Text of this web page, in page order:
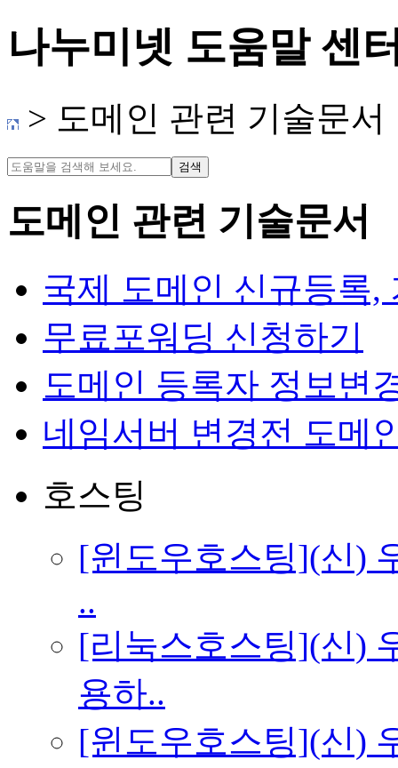
나누미넷 도움말 센
> 도메인 관련 기술문서
도메인 관련 기술문서
국제 도메인 신규등록,
무료포워딩 신청하기
도메인 등록자 정보변
네임서버 변경전 도메
호스팅
[윈도우호스팅](신)
..
[리눅스호스팅](신)
용하..
[윈도우호스팅](신)